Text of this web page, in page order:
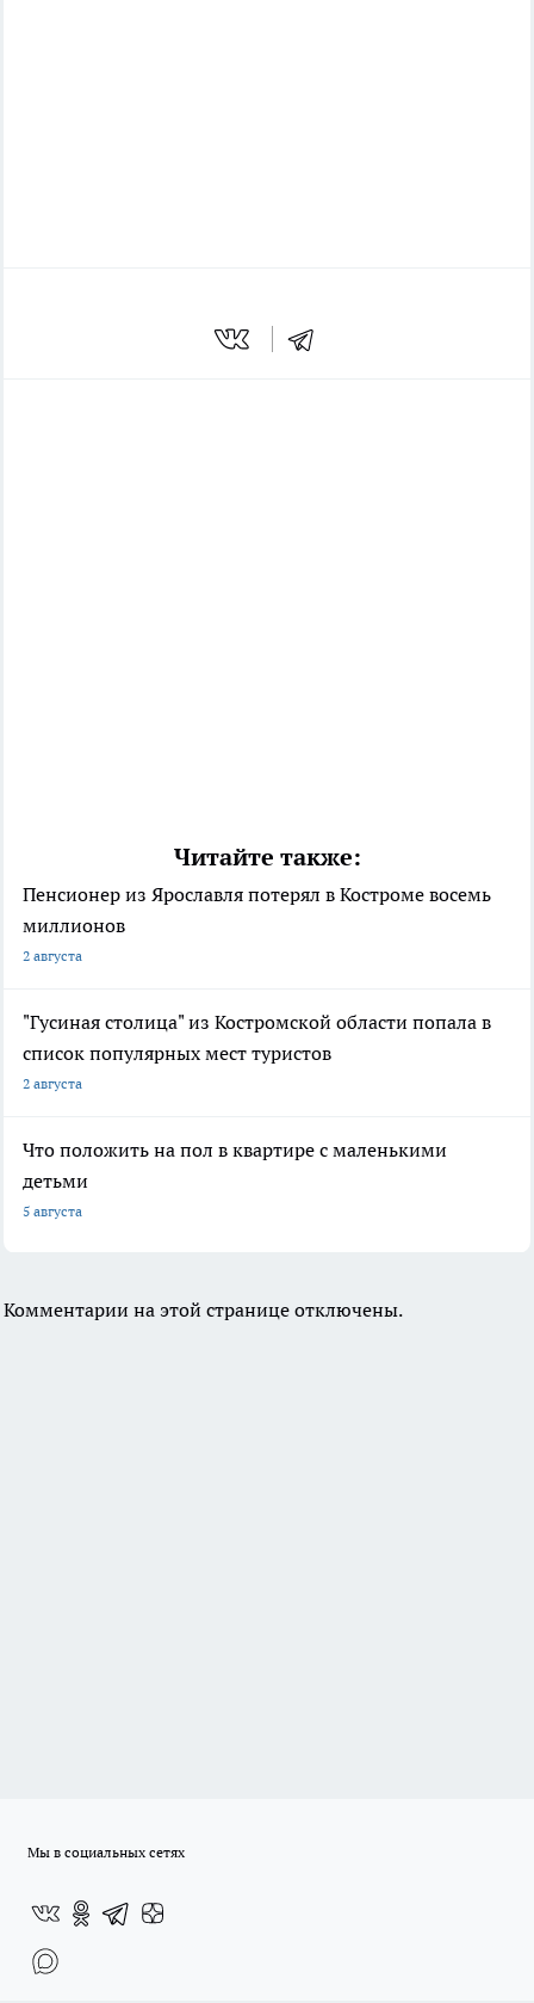
Читайте также:
Пенсионер из Ярославля потерял в Костроме восемь
миллионов
2 августа
"Гусиная столица" из Костромской области попала в
список популярных мест туристов
2 августа
Что положить на пол в квартире с маленькими
детьми
5 августа
Комментарии на этой странице отключены.
Мы в социальных сетях